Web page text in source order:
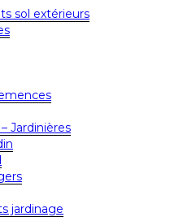
sol extérieurs
Jardinières
jardinage